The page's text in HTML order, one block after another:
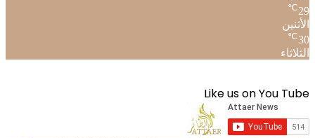
29
℃
الأثنين
30
℃
الثلاثاء
Like us on You Tube